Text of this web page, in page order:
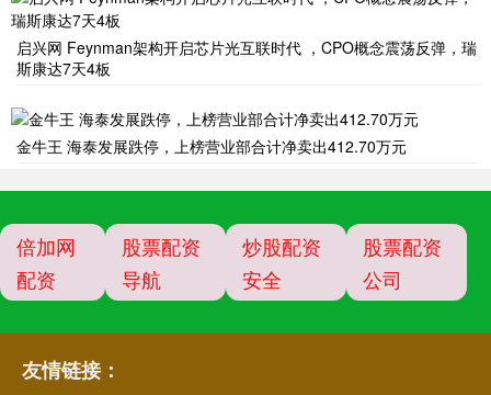
启兴网 Feynman架构开启芯片光互联时代 ，CPO概念震荡反弹，瑞
斯康达7天4板
金牛王 海泰发展跌停，上榜营业部合计净卖出412.70万元
倍加网
配资
股票配资
导航
炒股配资
安全
股票配资
公司
友情链接：